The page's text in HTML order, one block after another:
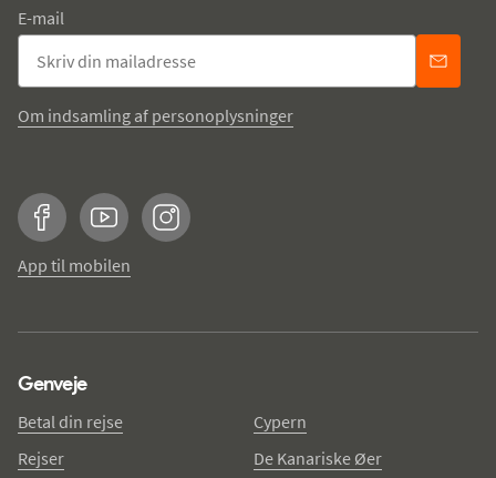
E-mail
Om indsamling af personoplysninger
FacebookYouTubeInstagram
App til mobilen
Genveje
Betal din rejse
Rejser
Cypern
De Kanariske Øer